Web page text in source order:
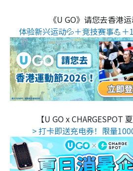
《U GO》请您去香港运
体验新兴运动💦＋竞技赛事💪＋
【U GO x CHARGESPOT
> 打卡即送充电券！限量